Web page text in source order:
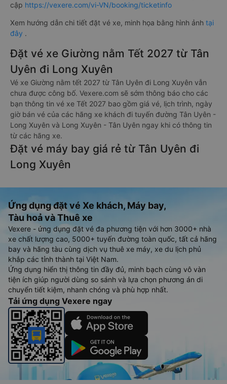
cập https://vexere.com/vi-VN/booking/ticketinfo
Xem hướng dẫn chi tiết đặt vé xe, minh họa bằng hình ảnh tại
đây .
Đặt vé xe Giường nằm Tết 2027 từ Tân
Uyên đi Long Xuyên
Vé xe Giường nằm tết 2027 từ Tân Uyên đi Long Xuyên vẫn
chưa được công bố. Vexere.com sẽ sớm thông báo cho các
bạn thông tin vé xe Tết 2027 bao gồm giá vé, lịch trình, ngày
giờ bán vé của các hãng xe khách đi tuyến đường Tân Uyên -
Long Xuyên và Long Xuyên - Tân Uyên ngay khi có thông tin
từ các hãng xe.
Đặt vé máy bay giá rẻ từ Tân Uyên đi
Long Xuyên
Ứng dụng đặt vé Xe khách, Máy bay,
Tàu hoả và Thuê xe
Vexere - ứng dụng đặt vé đa phương tiện với hơn 3000+ nhà
xe chất lượng cao, 5000+ tuyến đường toàn quốc, tất cả hãng
bay và hãng tàu cùng dịch vụ thuê xe máy, xe du lịch phủ
khắp các tỉnh thành tại Việt Nam.
Ứng dụng hiển thị thông tin đầy đủ, minh bạch cùng vô vàn
tiện ích giúp người dùng so sánh và lựa chọn phương án di
chuyển tiết kiệm, nhanh chóng và phù hợp nhất.
Tải ứng dụng Vexere ngay